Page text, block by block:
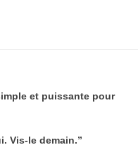
et puissante pour
Vis-le demain.”